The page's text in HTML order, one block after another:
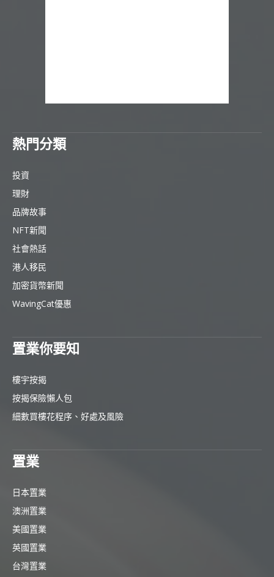
熱門分類
投資
理財
品牌故事
NFT新聞
社會熱話
港人移民
加密貨幣新聞
WavingCat優惠
置業你要知
樓宇按揭
按揭保險懶人包
細數買樓花程序、好處及風險
置業
日本置業
澳洲置業
美國置業
英國置業
台灣置業